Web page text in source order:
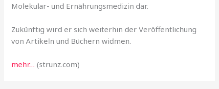
Molekular- und Ernährungsmedizin dar.
Zukünftig wird er sich weiterhin der Veröffentlichung
von Artikeln und Büchern widmen.
mehr… (strunz.com)